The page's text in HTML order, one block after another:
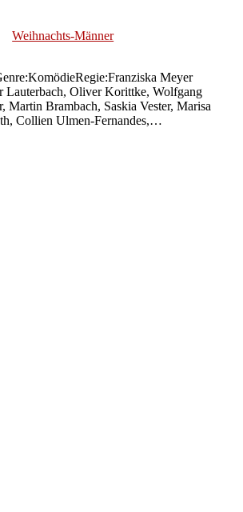
Weihnachts-Männer
Meyer
Lauterbach, Oliver Korittke, Wolfgang
Martin Brambach, Saskia Vester, Marisa
Collien Ulmen-Fernandes,…